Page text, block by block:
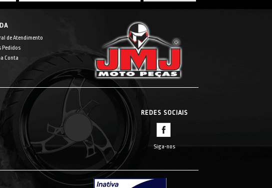
de Atendimento
Pedidos
Conta
REDES SOCIAIS
Siga-nos